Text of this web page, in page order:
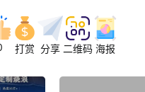
打赏 分享 二维码 海报